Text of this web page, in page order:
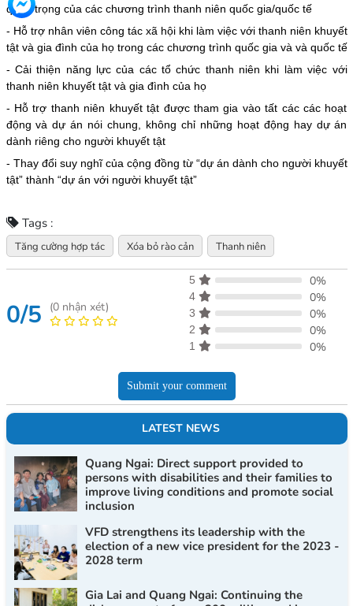
quan trọng của các chương trình thanh niên quốc gia/quốc tế
- Hỗ trợ nhân viên công tác xã hội khi làm việc với thanh niên khuyết
tật và gia đình của họ trong các chương trình quốc gia và và quốc tế
- Cải thiện năng lực của các tổ chức thanh niên khi làm việc với
thanh niên khuyết tật và gia đình của họ
- Hỗ trợ thanh niên khuyết tật được tham gia vào tất các các hoạt
động và dự án nói chung, không chỉ những hoạt động hay dự án
dành riêng cho người khuyết tật
- Thay đổi suy nghĩ của cộng đồng từ “dự án dành cho người khuyết
tật” thành “dự án với người khuyết tật”
Tags :
Tăng cường hợp tác Xóa bỏ rào cản Thanh niên
0/5 (0nhận xét)
5 0%
4 0%
3 0%
2 0%
1 0%
Submit your comment
LATEST NEWS
Quang Ngai: Direct support provided to
persons with disabilities and their families to
improve living conditions and promote social
inclusion
VFD strengthens its leadership with the
election of a new vice president for the 2023 -
2028 term
Gia Lai and Quang Ngai: Continuing the